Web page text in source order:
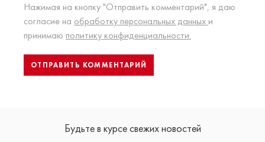
Нажимая на кнопку "Отправить комментарий", я даю
согласие на обработку персональных данных и
принимаю политику конфиденциальности.
Будьте в курсе свежих новостей